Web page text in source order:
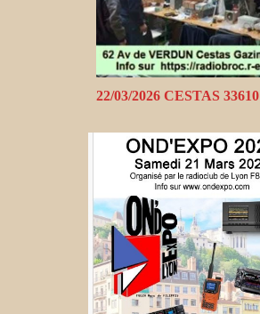
22/03/2026 CESTAS 33610